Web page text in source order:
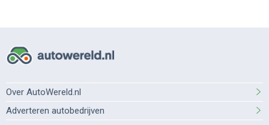
Over AutoWereld.nl
Adverteren autobedrijven